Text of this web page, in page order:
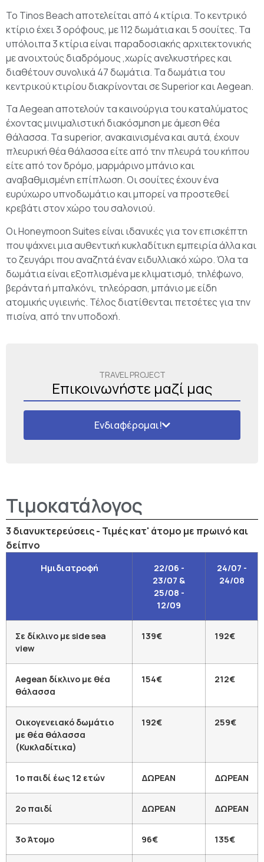
Το Tinos Beach αποτελείται από 4 κτίρια. Το κεντρικό
κτίριο έχει 3 ορόφους, με 112 δωμάτια και 5 σουίτες. Τα
υπόλοιπα 3 κτίρια είναι παραδοσιακής αρχιτεκτονικής
με ανοιχτούς διαδρόμους ,χωρίς ανελκυστήρες και
διαθέτουν συνολικά 47 δωμάτια. Τα δωμάτια του
κεντρικού κτιρίου διακρίνονται σε Superior και Aegean.
Τα Aegean αποτελούν τα καινούργια του καταλύματος
έχοντας μινιμαλιστική διακόσμηση με άμεση θέα
θάλασσα. Τα superior, ανακαινισμένα και αυτά, έχουν
πλευρική θέα θάλασσα είτε από την πλευρά του κήπου
είτε από τον δρόμο, μαρμάρινο μπάνιο και
αναβαθμισμένη επίπλωση. Οι σουίτες έχουν ένα
ευρύχωρο υπνοδωμάτιο και μπορεί να προστεθεί
κρεβάτι στον χώρο του σαλονιού.
Οι Honeymoon Suites είναι ιδανικές για τον επισκέπτη
που ψάχνει μια αυθεντική κυκλαδίτικη εμπειρία άλλα και
το ζευγάρι που αναζητά έναν ειδυλλιακό χώρο. Όλα τα
δωμάτια είναι εξοπλισμένα με κλιματισμό, τηλέφωνο,
βεράντα ή μπαλκόνι, τηλεόραση, μπάνιο με είδη
ατομικής υγιεινής. Τέλος διατίθενται πετσέτες για την
πισίνα, από την υποδοχή.
TRAVEL PROJECT
Επικοινωνήστε μαζί μας
Ενδιαφέρομαι!
Τιμοκατάλογος
3 διανυκτερεύσεις - Τιμές κατ' άτομο με πρωινό και
δείπνο
Ημιδιατροφή
22/06 -
23/07 &
25/08 -
12/09
24/07 -
24/08
Σε δίκλινο με side sea
view
139€ 192€
Aegean δίκλινο με θέα
θάλασσα
154€ 212€
Οικογενειακό δωμάτιο
με θέα θάλασσα
(Κυκλαδίτικα)
192€ 259€
1ο παιδί έως 12 ετών ΔΩΡΕΑΝ ΔΩΡΕΑΝ
2ο παιδί ΔΩΡΕΑΝ ΔΩΡΕΑΝ
3ο Άτομο 96€ 135€